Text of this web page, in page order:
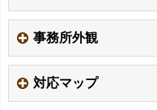
事務所外観
対応マップ